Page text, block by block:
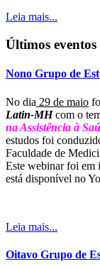
Leia mais...
Últimos eventos
Nono Grupo de
No dia 29 de maio
Latin-MHcom o
na Assistência à
estudos foi
Faculdade de
Este webinar foi em
está disponível no
Leia mais...
Oitavo Grupo de